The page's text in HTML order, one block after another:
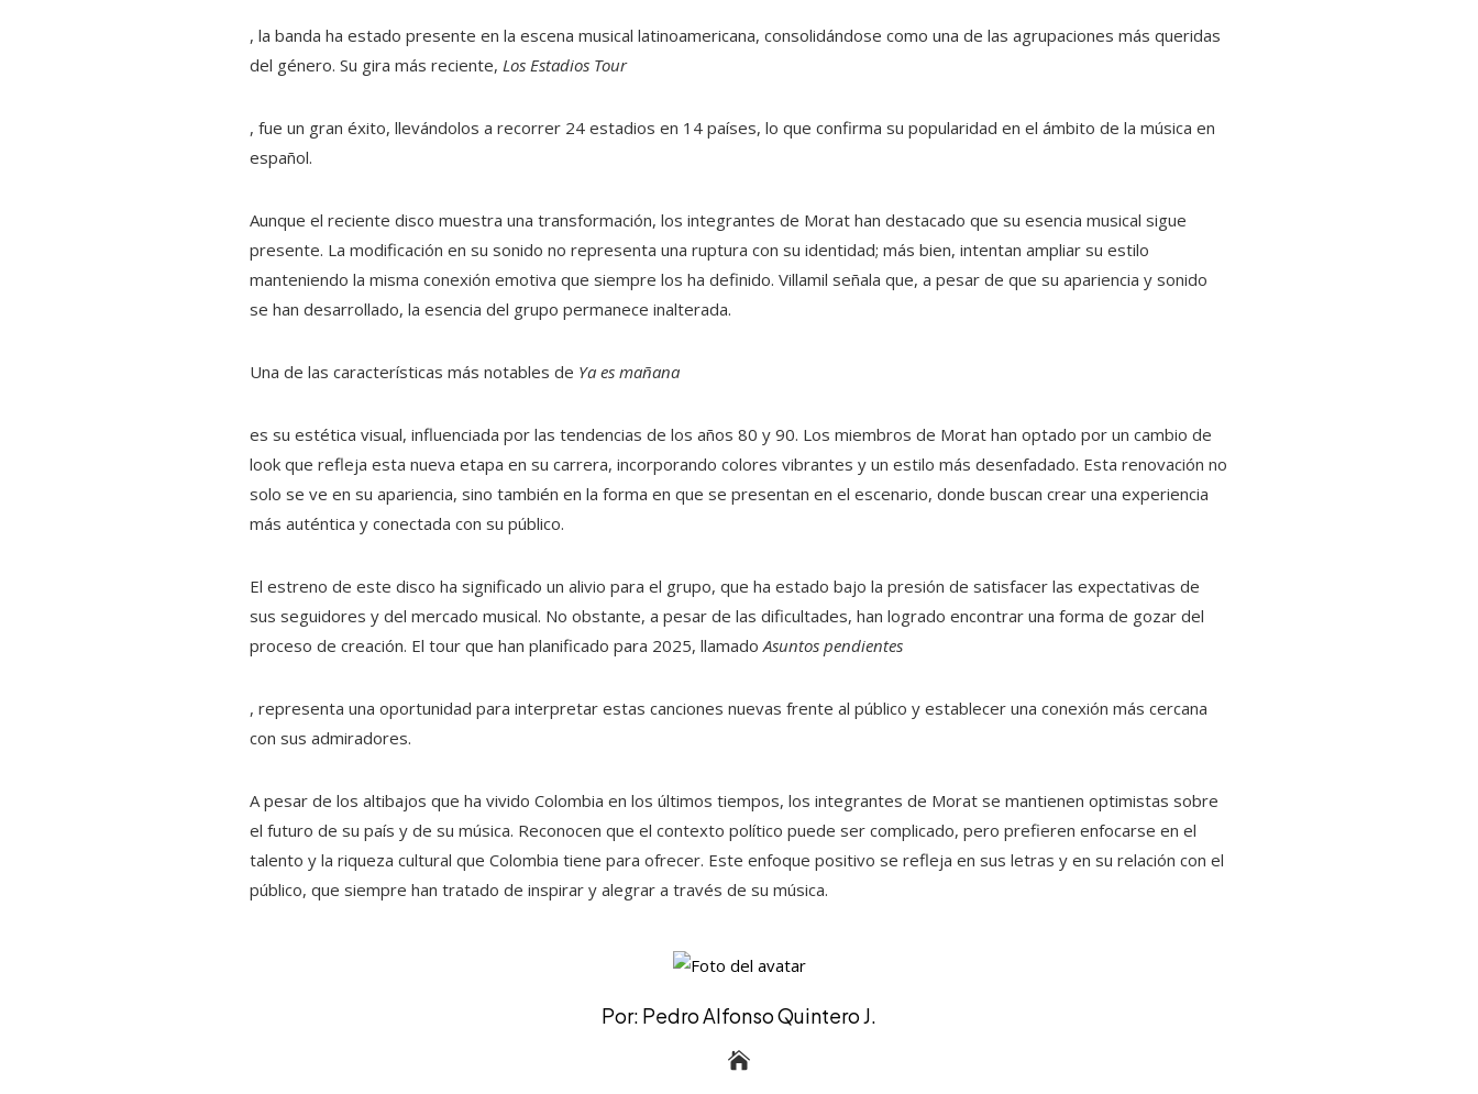
, la banda ha estado presente en la escena musical latinoamericana, consolidándose como una de las agrupaciones más queridas
del género. Su gira más reciente,Los Estadios Tour
, fue un gran éxito, llevándolos a recorrer 24 estadios en 14 países, lo que confirma su popularidad en el ámbito de la música en
español.
Aunque el reciente disco muestra una transformación, los integrantes de Morat han destacado que su esencia musical sigue
presente. La modificación en su sonido no representa una ruptura con su identidad; más bien, intentan ampliar su estilo
manteniendo la misma conexión emotiva que siempre los ha definido. Villamil señala que, a pesar de que su apariencia y sonido
se han desarrollado, la esencia del grupo permanece inalterada.
Una de las características más notables de Ya es mañana
es su estética visual, influenciada por las tendencias de los años 80 y 90. Los miembros de Morat han optado por un cambio de
look que refleja esta nueva etapa en su carrera, incorporando colores vibrantes y un estilo más desenfadado. Esta renovación no
solo se ve en su apariencia, sino también en la forma en que se presentan en el escenario, donde buscan crear una experiencia
más auténtica y conectada con su público.
El estreno de este disco ha significado un alivio para el grupo, que ha estado bajo la presión de satisfacer las expectativas de
sus seguidores y del mercado musical. No obstante, a pesar de las dificultades, han logrado encontrar una forma de gozar del
proceso de creación. El tour que han planificado para 2025, llamadoAsuntos pendientes
, representa una oportunidad para interpretar estas canciones nuevas frente al público y establecer una conexión más cercana
con sus admiradores.
A pesar de los altibajos que ha vivido Colombia en los últimos tiempos, los integrantes de Morat se mantienen optimistas sobre
el futuro de su país y de su música. Reconocen que el contexto político puede ser complicado, pero prefieren enfocarse en el
talento y la riqueza cultural que Colombia tiene para ofrecer. Este enfoque positivo se refleja en sus letras y en su relación con el
público, que siempre han tratado de inspirar y alegrar a través de su música.
Por: Pedro Alfonso Quintero J.